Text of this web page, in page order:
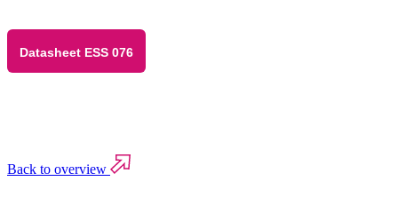
Datasheet ESS 076
Back to overview